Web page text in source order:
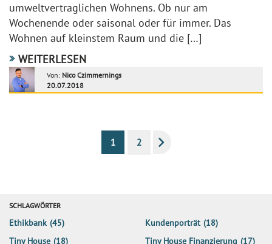
umweltvertraglichen Wohnens. Ob nur am
Wochenende oder saisonal oder für immer. Das
Wohnen auf kleinstem Raum und die […]
WEITERLESEN
Von: Nico Czimmernings
20.07.2018
1 2
SCHLAGWÖRTER
Ethikbank (45) Kundenporträt (18)
Tiny House (18) Tiny House Finanzierung (17)